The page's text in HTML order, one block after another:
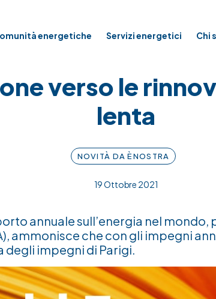
energetiche Servizi energetici Chi
verso le
lenta
NOVITÀ DA ÈNOSTRA
19 Ottobre 2021
annuale sull’energia nel mondo,
ammonisce che con gli impegni
degli impegni di Parigi.